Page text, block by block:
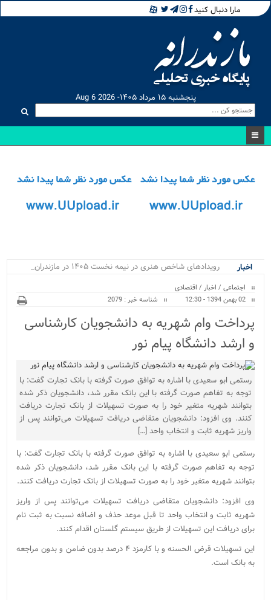
مارا دنبال کنید
پنجشنبه ۱۵ مرداد ۱۴۰۵- Aug 6 2026
اخبار
رویدادهای شاخص هنری در نیمه نخست ۱۴۰۵ در مازندران برگ_
اجتماعی / اخبار / اقتصادی
02 بهمن 1394 - 12:30
شناسه خبر : 2079
پرداخت وام شهریه به دانشجویان کارشناسی
و ارشد دانشگاه پیام نور
رستمی ابو سعیدی با اشاره به توافق صورت گرفته با بانک تجارت گفت: با
توجه به تفاهم صورت گرفته با این بانک مقرر شد، دانشجویان ذکر شده
بتوانند شهریه متغیر خود را به صورت تسهیلات از بانک تجارت دریافت
کنند. وی افزود: دانشجویان متقاضی دریافت تسهیلات می‌توانند پس از
واریز شهریه ثابت و انتخاب واحد […]
رستمی ابو سعیدی با اشاره به توافق صورت گرفته با بانک تجارت گفت: با
توجه به تفاهم صورت گرفته با این بانک مقرر شد، دانشجویان ذکر شده
بتوانند شهریه متغیر خود را به صورت تسهیلات از بانک تجارت دریافت کنند.
وی افزود: دانشجویان متقاضی دریافت تسهیلات می‌توانند پس از واریز
شهریه ثابت و انتخاب واحد تا قبل موعد حذف و اضافه نسبت به ثبت نام
برای دریافت این تسهیلات از طریق سیستم گلستان اقدام کنند.
این تسهیلات قرض الحسنه و با کارمزد ۴ درصد بدون ضامن و بدون مراجعه
به بانک است.